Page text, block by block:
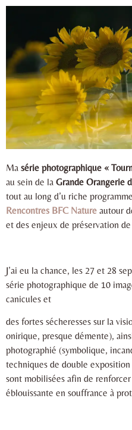
Ma série photographique «
au sein de la Grande Orangerie
tout au long d’u riche
Rencontres BFC Nature autour
et des enjeux de préservation
J’ai eu la chance, les 27 et 28
série photographique de 10
canicules et
des fortes sécheresses sur la
onirique, presque démente),
photographié (symbolique,
techniques de double
sont mobilisées afin de
éblouissante en souffrance à